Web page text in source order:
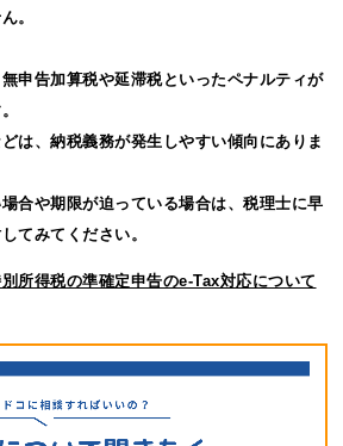
。
申告加算税や延滞税といったペナルティが
は、納税義務が発生しやすい傾向にありま
合や期限が迫っている場合は、税理士に早
てみてください。
所得税の準確定申告のe-Tax対応について